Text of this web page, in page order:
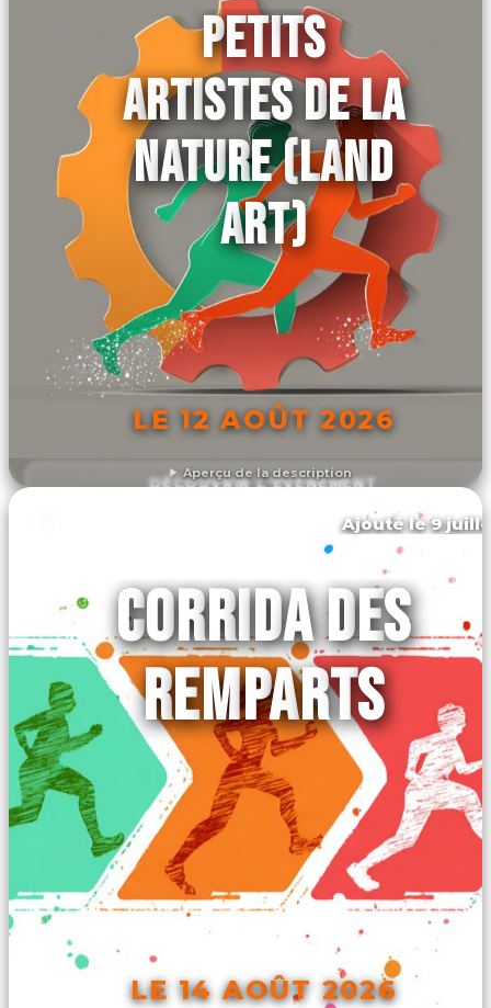
Aperçu de la description
PETITS
ARTISTES DE LA
NATURE (LAND
ART)
LE 12 AOÛT 2026
DÉCOUVRIR L'ÉVÉNEMENT
Ajouté le 9
CORRIDA DES
REMPARTS
LE 14 AOÛT 2026